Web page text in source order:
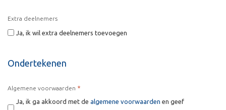
Extra deelnemers
Ja, ik wil extra deelnemers toevoegen
Ondertekenen
Algemene voorwaarden *
Ja, ik ga akkoord met de algemene voorwaarden en geef